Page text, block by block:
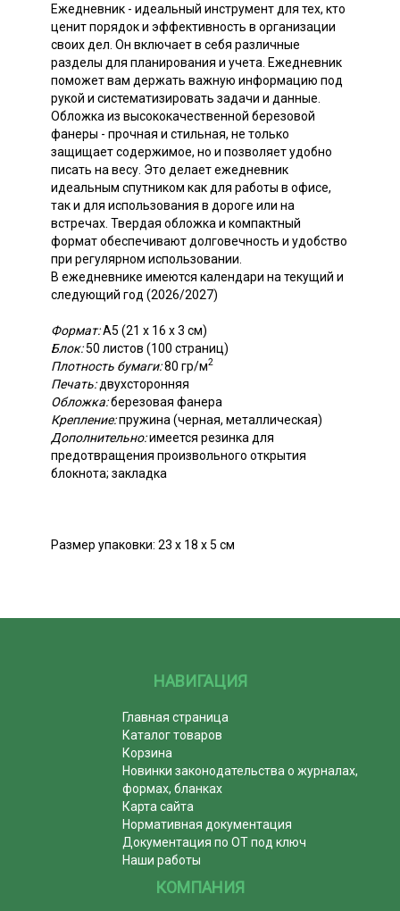
Ежедневник - идеальный инструмент для тех, кто
ценит порядок и эффективность в организации
своих дел. Он включает в себя различные
разделы для планирования и учета. Ежедневник
поможет вам держать важную информацию под
рукой и систематизировать задачи и данные.
Обложка из высококачественной березовой
фанеры - прочная и стильная, не только
защищает содержимое, но и позволяет удобно
писать на весу. Это делает ежедневник
идеальным спутником как для работы в офисе,
так и для использования в дороге или на
встречах. Твердая обложка и компактный
формат обеспечивают долговечность и удобство
при регулярном использовании.
В ежедневнике имеются календари на текущий и
следующий год (2026/2027)
Формат:А5 (21 х 16 х 3 см)
Блок:50 листов (100 страниц)
Плотность бумаги:80 гр/м2
Печать:двухсторонняя
Обложка:березовая фанера
Крепление:пружина (черная, металлическая)
Дополнительно:имеется резинка для
предотвращения произвольного открытия
блокнота; закладка
Размер упаковки: 23 х 18 х 5 см
НАВИГАЦИЯ
Главная страница
Каталог товаров
Корзина
Новинки законодательства о журналах,
формах, бланках
Карта сайта
Нормативная документация
Документация по ОТ под ключ
Наши работы
КОМПАНИЯ